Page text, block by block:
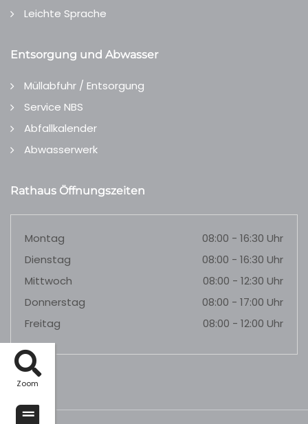
Zoom
Leichte Sprache
Entsorgung und Abwasser
Müllabfuhr / Entsorgung
Service NBS
Abfallkalender
Abwasserwerk
Rathaus Öffnungszeiten
Montag
08:00 - 16:30 Uhr
Dienstag
08:00 - 16:30 Uhr
Mittwoch
08:00 - 12:30 Uhr
Donnerstag
08:00 - 17:00 Uhr
Freitag
08:00 - 12:00 Uhr